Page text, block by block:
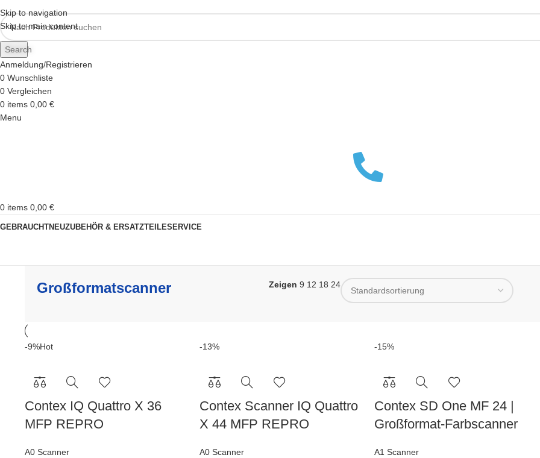
Skip to navigation
Skip to main content
Search
Anmeldung/Registrieren
0 Wunschliste
0 Vergleichen
0 items 0,00 €
Menu
0 items 0,00 €
GEBRAUCHTNEUZUBEHÖR & ERSATZTEILESERVICE
Großformatscanner Zeigen 9 12 18 24
-9%Hot
Contex IQ Quattro X 36
MFP REPRO
A0 Scanner
-13%
Contex Scanner IQ Quattro
X 44 MFP REPRO
A0 Scanner
-15%
Contex SD One MF 24 |
Großformat-Farbscanner
A1 Scanner